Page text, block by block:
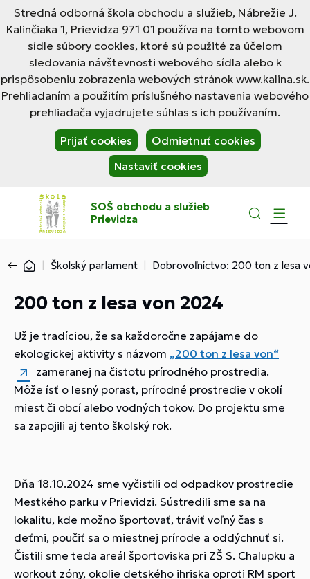
Stredná odborná škola obchodu a služieb, Nábrežie J.
Kalinčiaka 1, Prievidza 971 01 používa na tomto webovom
sídle súbory cookies, ktoré sú použité za účelom
sledovania návštevnosti webového sídla alebo k
prispôsobeniu zobrazenia webových stránok www.kalina.sk.
Prehliadaním a použitím príslušného nastavenia webového
prehliadača vyjadrujete súhlas s ich používaním.
Prijať cookies
Odmietnuť cookies
Nastaviť cookies
SOŠ obchodu a služieb
Prievidza
Školský parlament Dobrovoľníctvo: 200 ton z lesa
200 ton z lesa von 2024
Už je tradíciou, že sa každoročne zapájame do
ekologickej aktivity s názvom „200 ton z lesa von“
zameranej na čistotu prírodného prostredia.
Môže ísť o lesný porast, prírodné prostredie v okolí
miest či obcí alebo vodných tokov. Do projektu sme
sa zapojili aj tento školský rok.
Dňa 18.10.2024 sme vyčistili od odpadkov prostredie
Mestkého parku v Prievidzi. Sústredili sme sa na
lokalitu, kde možno športovať, tráviť voľný čas s
deťmi, poučiť sa o miestnej prírode a oddýchnuť si.
Čistili sme teda areál športoviska pri ZŠ S. Chalupku a
workout zóny, okolie detského ihriska oproti RM sport